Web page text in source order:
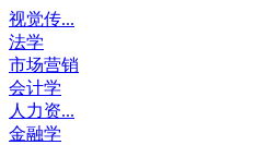
视觉传...
法学
市场营销
会计学
人力资...
金融学